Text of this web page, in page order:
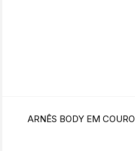
ARNÊS BODY EM COURO